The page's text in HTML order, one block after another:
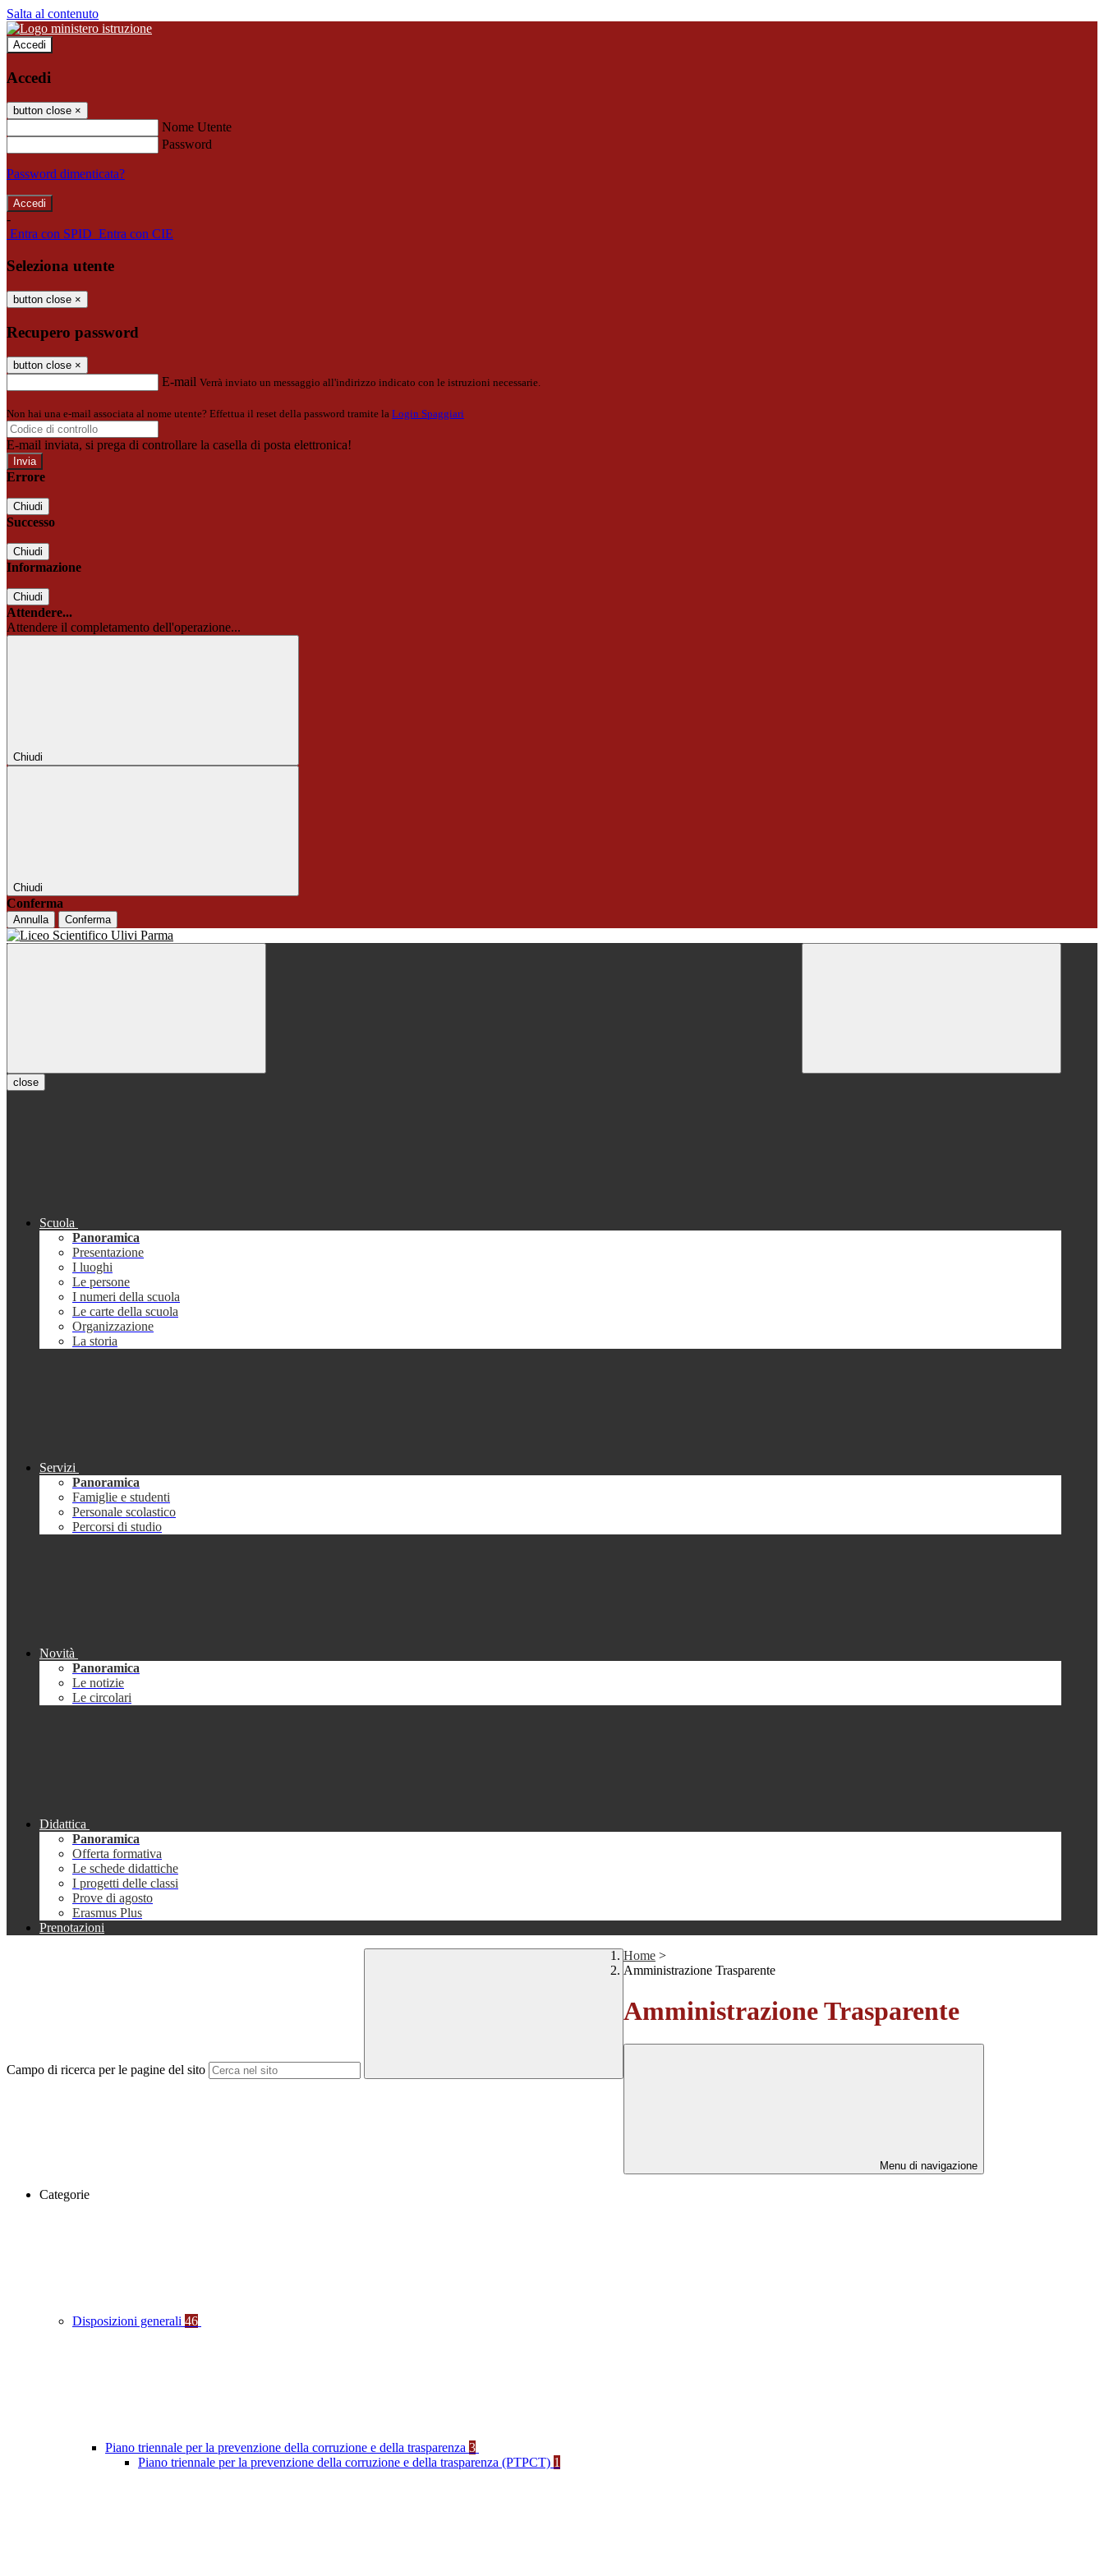
Salta al contenuto
Accedi
Accedi
button close ×
Nome Utente
Password
Password dimenticata?
-
Entra con SPID Entra con CIE
Seleziona utente
button close ×
Recupero password
button close ×
E-mail Verrà inviato un messaggio all'indirizzo indicato con le istruzioni necessarie.
Non hai una e-mail associata al nome utente? Effettua il reset della password tramite la Login Spaggiari
E-mail inviata, si prega di controllare la casella di posta elettronica!
Errore
Chiudi
Successo
Chiudi
Informazione
Chiudi
Attendere...
Attendere il completamento dell'operazione...
Chiudi
Chiudi
Conferma
Annulla Conferma
close
Scuola
Panoramica
Presentazione
I luoghi
Le persone
I numeri della scuola
Le carte della scuola
Organizzazione
La storia
Servizi
Panoramica
Famiglie e studenti
Personale scolastico
Percorsi di studio
Novità
Panoramica
Le notizie
Le circolari
Didattica
Panoramica
Offerta formativa
Le schede didattiche
I progetti delle classi
Prove di agosto
Erasmus Plus
Prenotazioni
Campo di ricerca per le pagine del sito
Home >
Amministrazione Trasparente
Amministrazione Trasparente
Menu di navigazione
Categorie
Disposizioni generali 46
Piano triennale per la prevenzione della corruzione e della trasparenza 3
Piano triennale per la prevenzione della corruzione e della trasparenza (PTPCT) 1